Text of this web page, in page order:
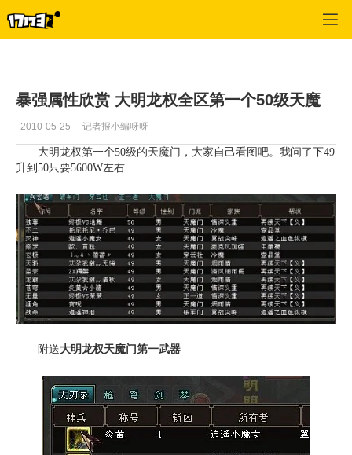
暴强属性欣赏 大明龙权全区第一个50级天魔
2010-05-25 记者报小编呀呀
大明龙权第一个50级的天魔门，大家自己看图吧。我问了下49
升到50只要5600W左右
附送大明龙权天魔门第一武器